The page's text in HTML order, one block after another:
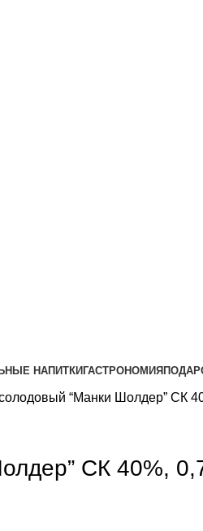
НАПИТКИГАСТРОНОМИЯ
“Манки Шолдер” СК
СК 40%,